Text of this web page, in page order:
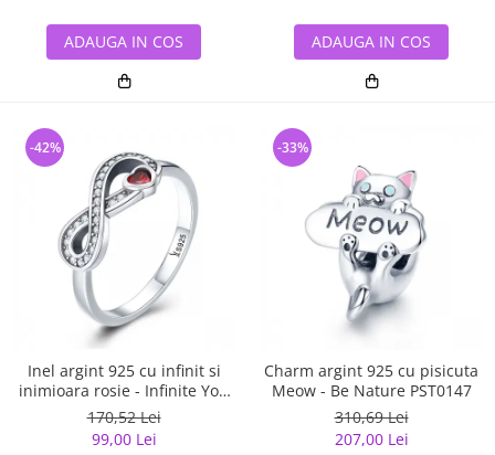
ADAUGA IN COS ADAUGA IN COS
Inel argint 925 cu infinit si
inimioara rosie - Infinite You
IST0062
170,52 Lei
99,00 Lei
-42%
Charm argint 925 cu pisicuta
Meow - Be Nature PST0147
310,69 Lei
207,00 Lei
-33%